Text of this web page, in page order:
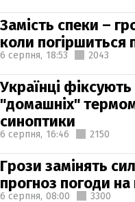
Замість спеки –
коли погіршиться
6 серпня, 18:53 2043
Українці
"домашніх"
синоптики
6 серпня, 16:46 2150
Грози замінять
прогноз погоди на
6 серпня, 08:00 3300